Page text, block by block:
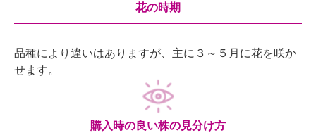
花の時期
品種により違いはありますが、主に３～５月に花を咲か
せます。
購入時の良い株の見分け方